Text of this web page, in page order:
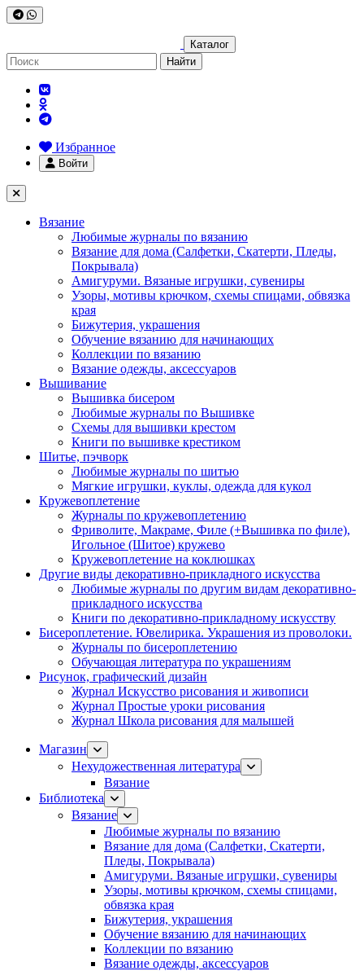
Каталог
Найти
Избранное
Войти
Вязание
Любимые журналы по вязанию
Вязание для дома (Салфетки, Скатерти, Пледы,
Покрывала)
Амигуруми. Вязаные игрушки, сувениры
Узоры, мотивы крючком, схемы спицами, обвязка
края
Бижутерия, украшения
Обучение вязанию для начинающих
Коллекции по вязанию
Вязание одежды, аксессуаров
Вышивание
Вышивка бисером
Любимые журналы по Вышивке
Схемы для вышивки крестом
Книги по вышивке крестиком
Шитье, пэчворк
Любимые журналы по шитью
Мягкие игрушки, куклы, одежда для кукол
Кружевоплетение
Журналы по кружевоплетению
Фриволите, Макраме, Филе (+Вышивка по филе),
Игольное (Шитое) кружево
Кружевоплетение на коклюшках
Другие виды декоративно-прикладного искусства
Любимые журналы по другим видам декоративно-
прикладного искусства
Книги по декоративно-прикладному искусству
Бисероплетение. Ювелирика. Украшения из проволоки.
Журналы по бисероплетению
Обучающая литература по украшениям
Рисунок, графический дизайн
Журнал Искусство рисования и живописи
Журнал Простые уроки рисования
Журнал Школа рисования для малышей
Магазин
Нехудожественная литература
Вязание
Библиотека
Вязание
Любимые журналы по вязанию
Вязание для дома (Салфетки, Скатерти,
Пледы, Покрывала)
Амигуруми. Вязаные игрушки, сувениры
Узоры, мотивы крючком, схемы спицами,
обвязка края
Бижутерия, украшения
Обучение вязанию для начинающих
Коллекции по вязанию
Вязание одежды, аксессуаров